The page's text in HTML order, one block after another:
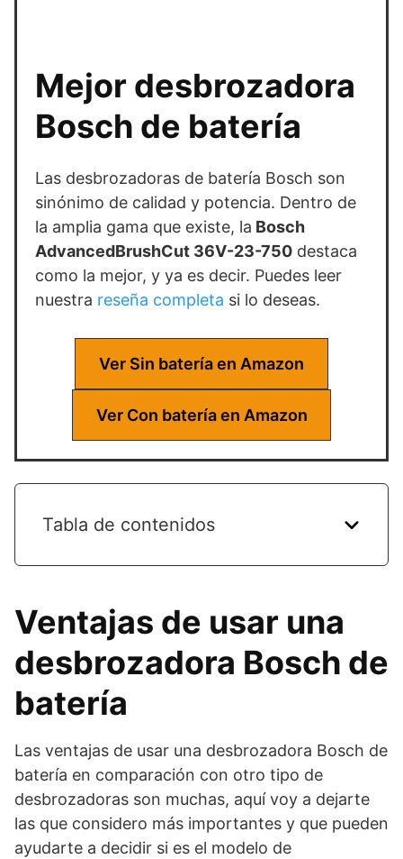
Mejor desbrozadora
Bosch de batería
Las desbrozadoras de batería Bosch son
sinónimo de calidad y potencia. Dentro de
la amplia gama que existe, la Bosch
AdvancedBrushCut 36V-23-750 destaca
como la mejor, y ya es decir. Puedes leer
nuestra reseña completa si lo deseas.
Ver Sin batería en Amazon
Ver Con batería en Amazon
Tabla de contenidos
Ventajas de usar una
desbrozadora Bosch de
batería
Las ventajas de usar una desbrozadora Bosch de
batería en comparación con otro tipo de
desbrozadoras son muchas, aquí voy a dejarte
las que considero más importantes y que pueden
ayudarte a decidir si es el modelo de